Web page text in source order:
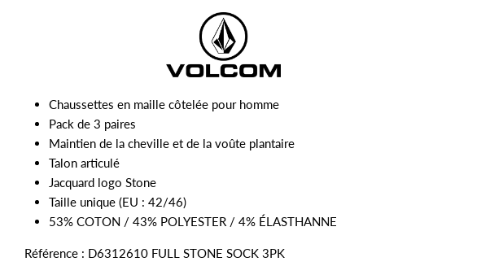
Chaussettes en maille côtelée pour homme
Pack de 3 paires
Maintien de la cheville et de la voûte plantaire
Talon articulé
Jacquard logo Stone
Taille unique (EU : 42/46)
53% COTON / 43% POLYESTER / 4% ÉLASTHANNE
Référence : D6312610 FULL STONE SOCK 3PK